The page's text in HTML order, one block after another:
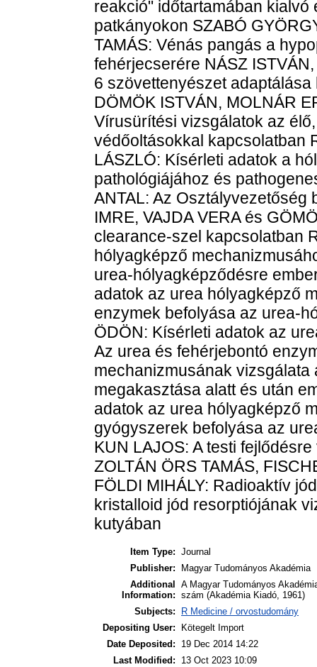
reakció" időtartamában
patkányokon SZABÓ
TAMÁS: Vénás pangás a
fehérjecserére NÁSZ
6 szövettenyészet
DÖMÖK ISTVÁN, MOLNÁR
Vírusürítési vizsgálatok az
védőoltásokkal kapcsolatban
LÁSZLÓ: Kísérleti adatok a
pathológiájához és
ANTAL: Az Osztályvezetőség
IMRE, VAJDA VERA és
clearance-szel kapcsolatban
hólyagképző
urea-hólyagképződésre
adatok az urea hólyagképző
enzymek befolyása az urea-
ÖDÖN: Kísérleti adatok az
Az urea és fehérjebontó
mechanizmusának
megakasztása alatt és után
adatok az urea hólyagképző
gyógyszerek befolyása az
KUN LAJOS: A testi
ZOLTÁN ÖRS TAMÁS,
FÖLDI MIHÁLY: Radioaktív
kristalloid jód resorptiójának
kutyában
Item Type: Journal
Publisher:
Magyar Tudományos Akadémia
Additional
Information:
A Magyar Tudományos
szám (Akadémia Kiadó, 1961)
Subjects:
R Medicine / orvostudomány
Depositing User:
Kötegelt Import
Date Deposited:
19 Dec 2014 14:22
Last Modified:
13 Oct 2023 10:09